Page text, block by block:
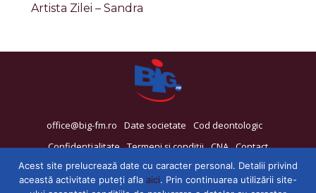
Artista Zilei – Sandra
office@big-fm.ro Date societate
Cod deontologic
Confidențialitate Termeni și condiții CNA Contact
Acest site prelucrează date cu caracter personal. Detalii privind
această activitate puteți afla aici. Prin continuarea utilizării site-